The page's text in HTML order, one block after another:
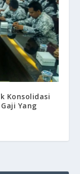
Konsolidasi
Yang